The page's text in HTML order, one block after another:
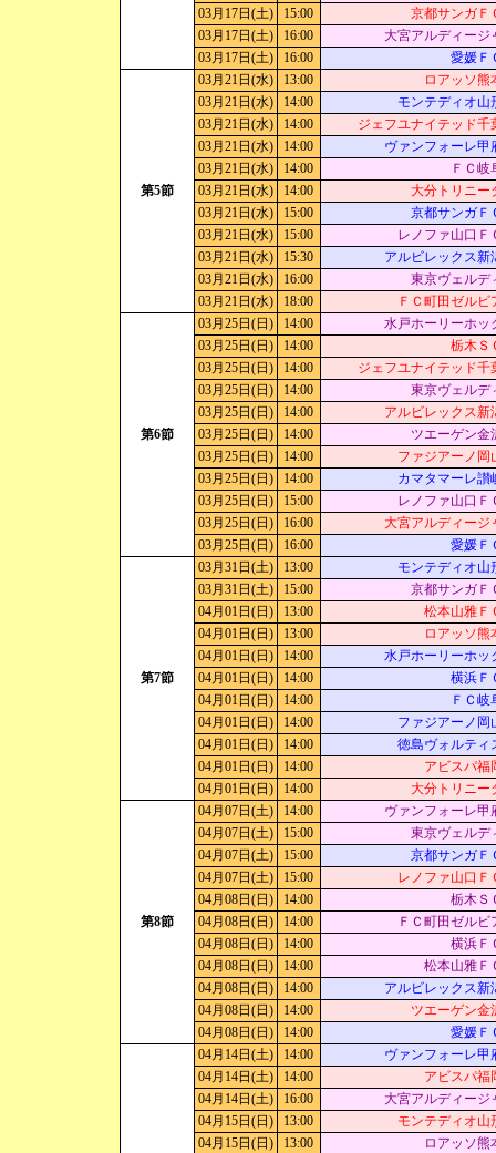
03月17日(土)
15:00
京都サンガＦ
03月17日(土)
16:00
大宮アルディージ
03月17日(土)
16:00 愛媛Ｆ
第5節
03月21日(水) 13:00
ロアッソ熊
03月21日(水)
14:00
モンテディオ山
03月21日(水)
14:00
ジェフユナイテッド千
03月21日(水)
14:00
ヴァンフォーレ甲
03月21日(水)
14:00
ＦＣ岐
03月21日(水)
14:00
大分トリニー
03月21日(水)
15:00
京都サンガＦ
03月21日(水)
15:00
レノファ山口Ｆ
03月21日(水)
15:30
アルビレックス新
03月21日(水)
16:00
東京ヴェルデ
03月21日(水)
18:00 ＦＣ町田ゼルビ
第6節
03月25日(日) 14:00
水戸ホーリーホッ
03月25日(日)
14:00
栃木Ｓ
03月25日(日)
14:00
ジェフユナイテッド千
03月25日(日)
14:00
東京ヴェルデ
03月25日(日)
14:00
アルビレックス新
03月25日(日)
14:00
ツエーゲン金
03月25日(日)
14:00
ファジアーノ岡
03月25日(日)
14:00
カマタマーレ讃
03月25日(日)
15:00
レノファ山口Ｆ
03月25日(日)
16:00
大宮アルディージ
03月25日(日)
16:00 愛媛Ｆ
第7節
03月31日(土) 13:00
モンテディオ山
03月31日(土)
15:00
京都サンガＦ
04月01日(日)
13:00
松本山雅Ｆ
04月01日(日)
13:00
ロアッソ熊
04月01日(日)
14:00
水戸ホーリーホッ
04月01日(日)
14:00
横浜Ｆ
04月01日(日)
14:00
ＦＣ岐
04月01日(日)
14:00
ファジアーノ岡
04月01日(日)
14:00
徳島ヴォルティ
04月01日(日)
14:00
アビスパ福
04月01日(日)
14:00 大分トリニー
第8節
04月07日(土) 14:00
ヴァンフォーレ甲
04月07日(土)
15:00
東京ヴェルデ
04月07日(土)
15:00
京都サンガＦ
04月07日(土)
15:00
レノファ山口Ｆ
04月08日(日)
14:00
栃木Ｓ
04月08日(日)
14:00
ＦＣ町田ゼルビ
04月08日(日)
14:00
横浜Ｆ
04月08日(日)
14:00
松本山雅Ｆ
04月08日(日)
14:00
アルビレックス新
04月08日(日)
14:00
ツエーゲン金
04月08日(日)
14:00
愛媛Ｆ
04月14日(土)
14:00
ヴァンフォーレ甲
04月14日(土)
14:00
アビスパ福
04月14日(土)
16:00
大宮アルディージ
04月15日(日)
13:00
モンテディオ山
04月15日(日)
13:00 ロアッソ熊